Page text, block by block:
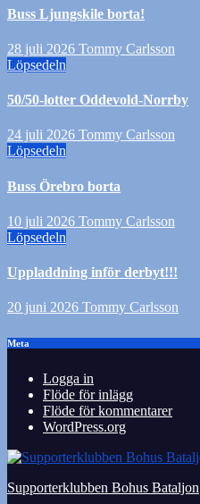
Buss Ljungskile borta!
28 juli 2026 Tommy Carlsson
Löpsedeln
50/50-lotter Oddevold-Norrby
24 juli 2026 Tommy Carlsson
Löpsedeln
Buss Örebro borta
10 juli 2026 Tommy Carlsson
Löpsedeln
Uppladdning inför derbyt!!!
20 juni 2026 Tommy Carlsson
Meta
Logga in
Flöde för inlägg
Flöde för kommentarer
WordPress.org
Supporterklubben Bohus Bataljon